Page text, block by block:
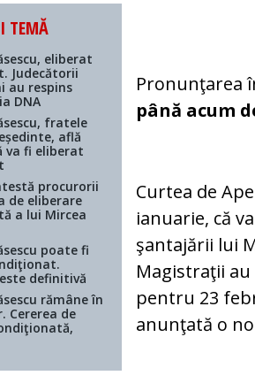
TEMĂ
eliberat
Judecătorii
au respins
DNA
fratele
află
va fi eliberat
procurorii
de eliberare
a lui Mircea
poate fi
definitivă
rămâne în
Cererea de
Pronunţarea
până acum
Curtea de
ianuarie, că
şantajării lui
Magistraţii
pentru 23
anunţată o